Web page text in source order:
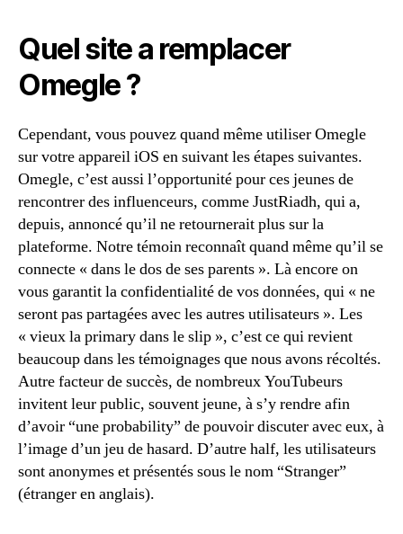
Quel site a remplacer
Omegle ?
Cependant, vous pouvez quand même utiliser Omegle
sur votre appareil iOS en suivant les étapes suivantes.
Omegle, c’est aussi l’opportunité pour ces jeunes de
rencontrer des influenceurs, comme JustRiadh, qui a,
depuis, annoncé qu’il ne retournerait plus sur la
plateforme. Notre témoin reconnaît quand même qu’il se
connecte « dans le dos de ses parents ». Là encore on
vous garantit la confidentialité de vos données, qui « ne
seront pas partagées avec les autres utilisateurs ». Les
« vieux la primary dans le slip », c’est ce qui revient
beaucoup dans les témoignages que nous avons récoltés.
Autre facteur de succès, de nombreux YouTubeurs
invitent leur public, souvent jeune, à s’y rendre afin
d’avoir “une probability” de pouvoir discuter avec eux, à
l’image d’un jeu de hasard. D’autre half, les utilisateurs
sont anonymes et présentés sous le nom “Stranger”
(étranger en anglais).